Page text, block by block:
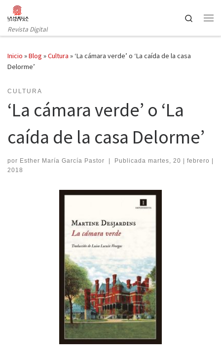
Saltar al contenido
Revista Digital
Search
Inicio »Blog »Cultura » ‘La cámara verde’ o ‘La caída de la casa
Delorme’
CULTURA
‘La cámara verde’ o ‘La
caída de la casa Delorme’
por Esther María García Pastor | Publicada martes, 20 | febrero |
2018